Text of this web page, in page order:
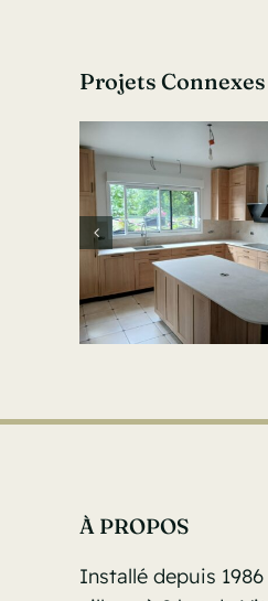
Projets Connexes
À PROPOS
Installé depuis